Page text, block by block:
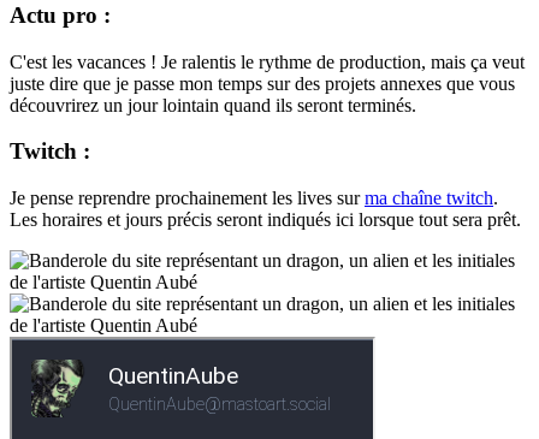
Actu pro :
C'est les vacances ! Je ralentis le rythme de production, mais ça veut
juste dire que je passe mon temps sur des projets annexes que vous
découvrirez un jour lointain quand ils seront terminés.
Twitch :
Je pense reprendre prochainement les lives surma chaîne twitch.
Les horaires et jours précis seront indiqués ici lorsque tout sera prêt.